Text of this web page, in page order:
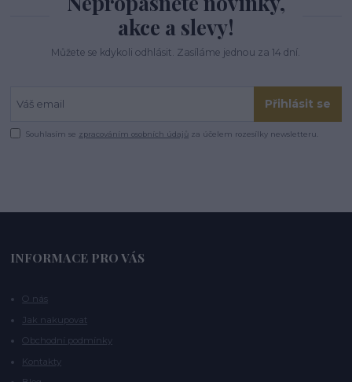
akce a slevy!
Můžete se kdykoli odhlásit. Zasíláme jednou za 14 dní.
Přihlásit se
Souhlasím se zpracováním osobních údajů za účelem rozesílky newsletteru.
INFORMACE PRO VÁS
O nás
Jak nakupovat
Obchodní podmínky
Kontakty